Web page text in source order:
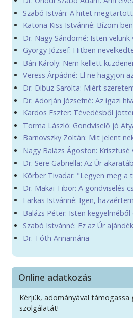
Szabó István: A hitet
Katona Kiss Istvánné: Bízom
Dr. Nagy Sándorné: Isten velünk
György József: Hitben
Bán Károly: Nem kellett
Veress Árpádné: El ne hagyjon
Dr. Dibuz Sarolta: Miért
Dr. Adorján Józsefné: Az igazi
Kardos Eszter: Tévedésből
Torma László: Gondviselő jó
Barnovszky Zoltán: Mit jelent
Nagy Balázs Ágoston: Krisztusé
Dr. Sere Gabriella: Az Úr
Körber Tivadar: "Legyen meg a
Dr. Makai Tibor: A gondviselés
Farkas Istvánné: Igen, hazaértem
Balázs Péter: Isten kegyelméből
Szabó Istvánné: Ez az Úr
Dr. Tóth Annamária
Online adatkozás
Kérjük, adományával támogassa
szolgálatát!